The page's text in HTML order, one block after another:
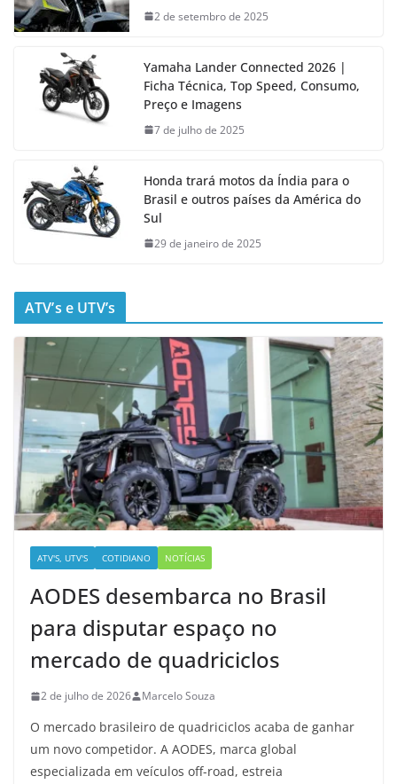
2 de setembro de 2025
Yamaha Lander Connected 2026 |
Ficha Técnica, Top Speed, Consumo,
Preço e Imagens
7 de julho de 2025
Honda trará motos da Índia para o
Brasil e outros países da América do
Sul
29 de janeiro de 2025
ATV’s e UTV’s
ATV'S, UTV'S COTIDIANO NOTÍCIAS
AODES desembarca no Brasil
para disputar espaço no
mercado de quadriciclos
2 de julho de 2026 Marcelo Souza
O mercado brasileiro de quadriciclos acaba de ganhar
um novo competidor. A AODES, marca global
especializada em veículos off-road, estreia